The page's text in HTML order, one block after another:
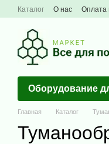
Перейти к основному
Каталог О нас Оплата
Оборудование
Главная Каталог